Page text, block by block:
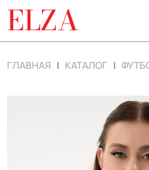
ELZA
ГЛАВНАЯ КАТАЛОГ